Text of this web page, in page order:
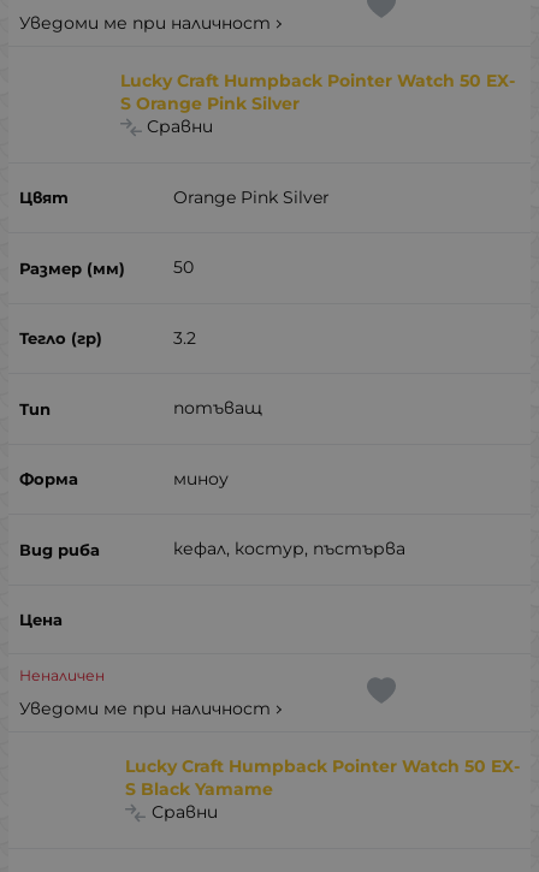
Уведоми ме при наличност
Lucky Craft Humpback Pointer Watch 50 EX-
S Orange Pink Silver
Сравни
Orange Pink Silver
50
3.2
потъващ
миноу
кефал, костур, пъстърва
Неналичен
Уведоми ме при наличност
Lucky Craft Humpback Pointer Watch 50 EX-
S Black Yamame
Сравни